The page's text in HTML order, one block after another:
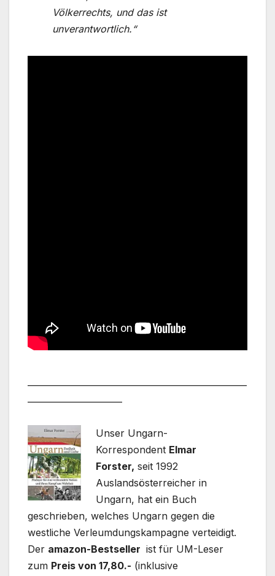
Völkerrechts, und das ist
unverantwortlich.“
Unser Ungarn-
Korrespondent Elmar
Forster, seit 1992
Auslandsösterreicher in
Ungarn, hat ein Buch
geschrieben, welches Ungarn gegen die
westliche Verleumdungskampagne verteidigt.
Der amazon-Bestseller ist für UM-Leser
zum Preis von 17,80.- (inklusive